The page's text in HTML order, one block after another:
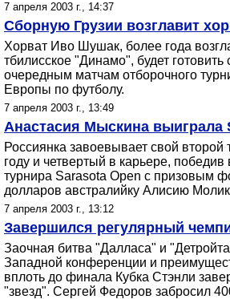
7 апреля 2003 г., 14:37
Сборную Грузии возглавит
Хорват Иво Шушак, более года
тбилисское "Динамо", будет
очередным матчам отборочного
Европы по футболу.
7 апреля 2003 г., 13:49
Анастасия Мыскина выиграла
Россиянка завоевывает свой
году и четвертый в карьере,
турнира Sarasota Open с призовым
долларов австралийку Алисию
7 апреля 2003 г., 13:12
Завершился регулярный
Заочная битва "Далласа" и
Западной конференции и
вплоть до финала Кубка Стэнли
"звезд". Сергей Федоров забросил